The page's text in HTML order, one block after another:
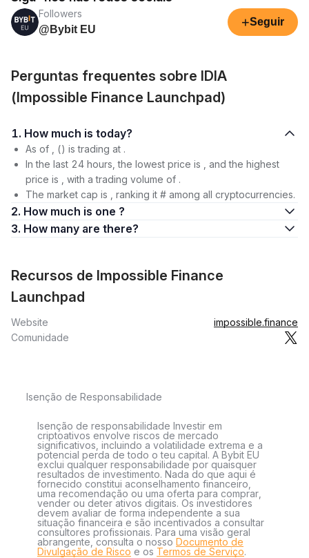
Followers
@Bybit EU
+Seguir
Perguntas frequentes sobre IDIA
(Impossible Finance Launchpad)
1. How much is today?
As of , () is trading at .
In the last 24 hours, the lowest price is , and the highest
price is , with a trading volume of .
The market cap is , ranking it # among all cryptocurrencies.
2. How much is one ?
3. How many are there?
Recursos de Impossible Finance
Launchpad
Website
impossible.finance
Comunidade
Isenção de Responsabilidade
Isenção de responsabilidade Investir em
criptoativos envolve riscos de mercado
significativos, incluindo a volatilidade extrema e a
potencial perda de todo o teu capital. A Bybit EU
exclui qualquer responsabilidade por quaisquer
resultados de investimento. Nada do que aqui é
fornecido constitui aconselhamento financeiro,
uma recomendação ou uma oferta para comprar,
vender ou deter ativos digitais. Os investidores
devem avaliar de forma independente a sua
situação financeira e são incentivados a consultar
consultores profissionais. Para uma visão geral
abrangente, consulta o nosso Documento de
Divulgação de Risco e os Termos de Serviço.